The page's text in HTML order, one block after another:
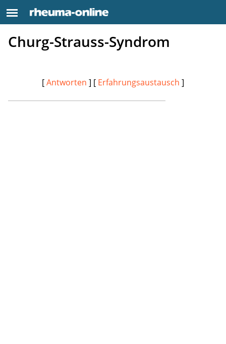
Churg-Strauss-Syndrom
[Antworten ] [ Erfahrungsaustausch ]